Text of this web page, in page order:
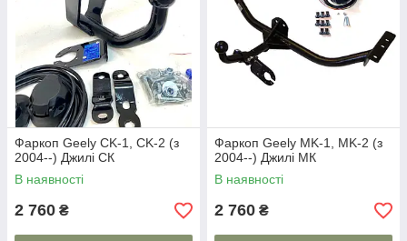
Фаркоп Geely CK-1, CK-2 (з
2004--) Джилі СК
В наявності
2 760 ₴
Фаркоп Geely MK-1, MK-2 (з
2004--) Джилі МК
В наявності
2 760 ₴